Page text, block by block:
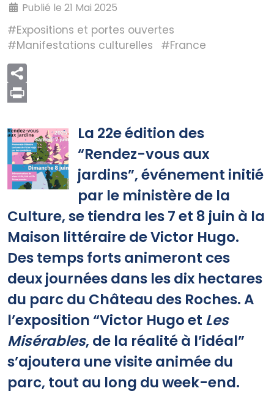
Publié le 21 Mai 2025
#Expositions et portes ouvertes
#Manifestations culturelles
#France
La 22e édition des
“Rendez-vous aux
jardins”, événement initié
par le ministère de la
Culture, se tiendra les 7 et 8 juin à la
Maison littéraire de Victor Hugo.
Des temps forts animeront ces
deux journées dans les dix hectares
du parc du Château des Roches. A
l’exposition “Victor Hugo et Les
Misérables, de la réalité à l’idéal”
s’ajoutera une visite animée du
parc, tout au long du week-end.